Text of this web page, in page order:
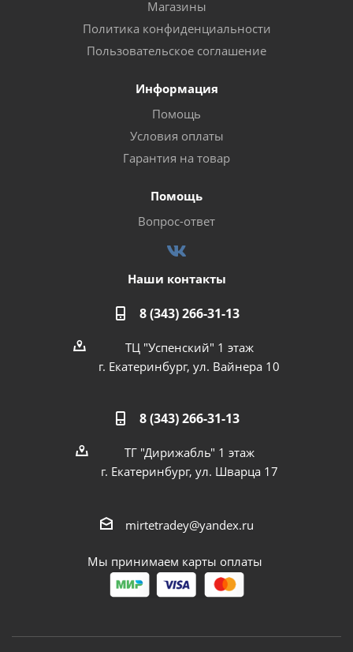
Магазины
Политика конфиденциальности
Пользовательское соглашение
Информация
Помощь
Условия оплаты
Гарантия на товар
Помощь
Вопрос-ответ
Наши контакты
8 (343) 266-31-13
ТЦ "Успенский" 1 этаж
г. Екатеринбург, ул. Вайнера 10
8 (343) 266-31-13
ТГ "Дирижабль" 1 этаж
г. Екатеринбург, ул. Шварца 17
mirtetradey@yandex.ru
Мы принимаем карты оплаты